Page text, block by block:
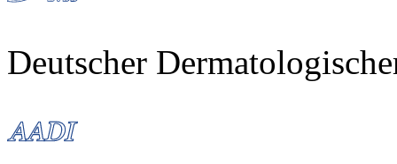
Deutscher